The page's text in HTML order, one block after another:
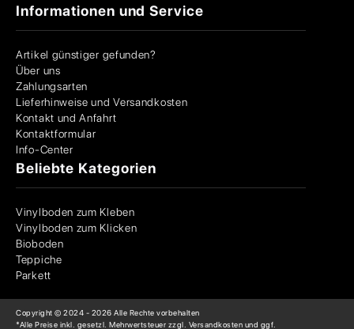
Informationen und Service
Artikel günstiger gefunden?
Über uns
Zahlungsarten
Lieferhinweise und Versandkosten
Kontakt und Anfahrt
Kontaktformular
Info-Center
Beliebte Kategorien
Vinylboden zum Kleben
Vinylboden zum Klicken
Bioboden
Teppiche
Parkett
Copyright © 2024 - 2026 Alle Rechte vorbehalten
*Alle Preise inkl. gesetzl. Mehrwertsteuer zzgl. Versandkosten und ggf.